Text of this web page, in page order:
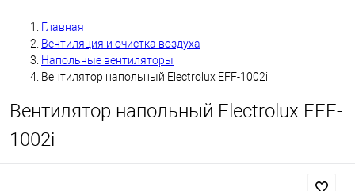
Главная
Вентиляция и очистка воздуха
Напольные вентиляторы
Вентилятор напольный Electrolux EFF-1002i
Вентилятор напольный Electrolux EFF-
1002i